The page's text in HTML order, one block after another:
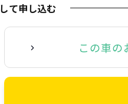
して申し込む
この車の